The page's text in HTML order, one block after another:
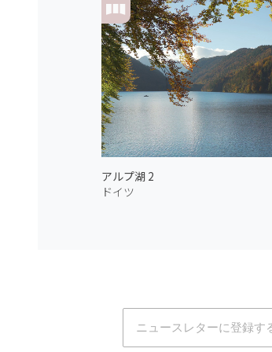
アルプ湖 2
ドイツ